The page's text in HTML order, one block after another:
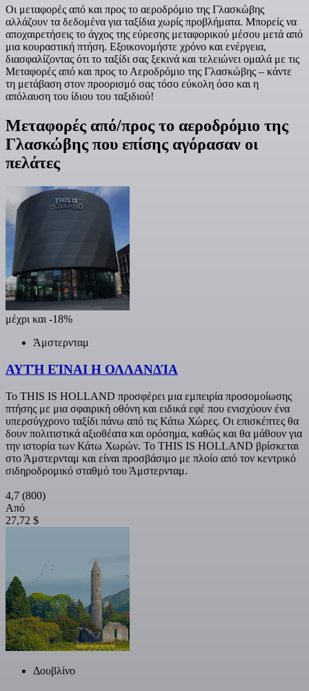
Οι μεταφορές από και προς το αεροδρόμιο της Γλασκώβης
αλλάζουν τα δεδομένα για ταξίδια χωρίς προβλήματα. Μπορείς να
αποχαιρετήσεις το άγχος της εύρεσης μεταφορικού μέσου μετά από
μια κουραστική πτήση. Εξοικονομήστε χρόνο και ενέργεια,
διασφαλίζοντας ότι το ταξίδι σας ξεκινά και τελειώνει ομαλά με τις
Μεταφορές από και προς το Αεροδρόμιο της Γλασκώβης – κάντε
τη μετάβαση στον προορισμό σας τόσο εύκολη όσο και η
απόλαυση του ίδιου του ταξιδιού!
Μεταφορές από/προς το αεροδρόμιο της
Γλασκώβης που επίσης αγόρασαν οι
πελάτες
μέχρι και -18%
Άμστερνταμ
ΑΥΤΉ ΕΊΝΑΙ Η ΟΛΛΑΝΔΊΑ
Το THIS IS HOLLAND προσφέρει μια εμπειρία προσομοίωσης
πτήσης με μια σφαιρική οθόνη και ειδικά εφέ που ενισχύουν ένα
υπερσύγχρονο ταξίδι πάνω από τις Κάτω Χώρες. Οι επισκέπτες θα
δουν πολιτιστικά αξιοθέατα και ορόσημα, καθώς και θα μάθουν για
την ιστορία των Κάτω Χωρών. Το THIS IS HOLLAND βρίσκεται
στο Άμστερνταμ και είναι προσβάσιμο με πλοίο από τον κεντρικό
σιδηροδρομικό σταθμό του Άμστερνταμ.
4,7 (800)
Από
27,72 $
Δουβλίνο